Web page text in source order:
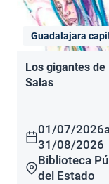
Guadalajara
Los gigantes de
Salas
01/07/2026
31/08/2026
Biblioteca
del Estado